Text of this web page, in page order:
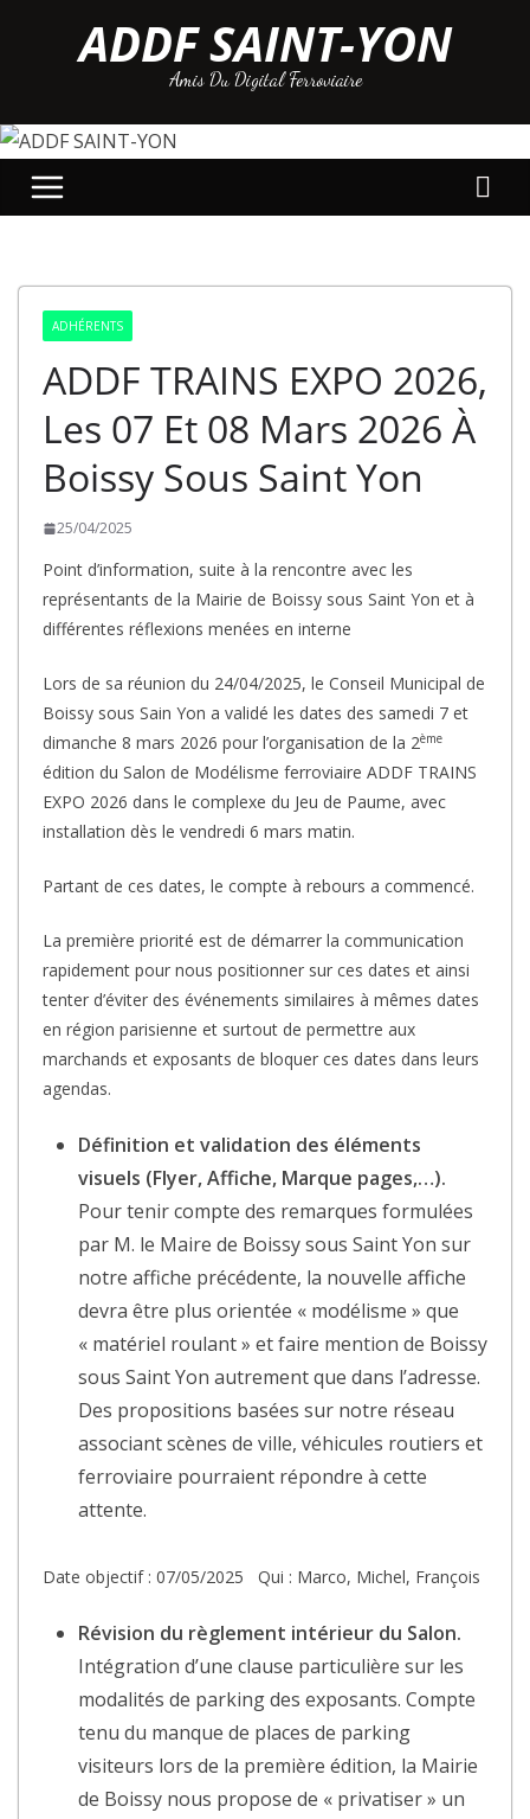
ADDF SAINT-YON
Amis Du Digital Ferroviaire
ADHÉRENTS
ADDF TRAINS EXPO 2026,
Les 07 Et 08 Mars 2026 À
Boissy Sous Saint Yon
25/04/2025
Point d’information, suite à la rencontre avec les
représentants de la Mairie de Boissy sous Saint Yon et à
différentes réflexions menées en interne
Lors de sa réunion du 24/04/2025, le Conseil Municipal de
Boissy sous Sain Yon a validé les dates des samedi 7 et
dimanche 8 mars 2026 pour l’organisation de la 2ème
édition du Salon de Modélisme ferroviaire ADDF TRAINS
EXPO 2026 dans le complexe du Jeu de Paume, avec
installation dès le vendredi 6 mars matin.
Partant de ces dates, le compte à rebours a commencé.
La première priorité est de démarrer la communication
rapidement pour nous positionner sur ces dates et ainsi
tenter d’éviter des événements similaires à mêmes dates
en région parisienne et surtout de permettre aux
marchands et exposants de bloquer ces dates dans leurs
agendas.
Définition et validation des éléments
visuels (Flyer, Affiche, Marque pages,…).
Pour tenir compte des remarques formulées
par M. le Maire de Boissy sous Saint Yon sur
notre affiche précédente, la nouvelle affiche
devra être plus orientée « modélisme » que
« matériel roulant » et faire mention de Boissy
sous Saint Yon autrement que dans l’adresse.
Des propositions basées sur notre réseau
associant scènes de ville, véhicules routiers et
ferroviaire pourraient répondre à cette
attente.
Date objectif : 07/05/2025 Qui : Marco, Michel, François
Révision du règlement intérieur du Salon.
Intégration d’une clause particulière sur les
modalités de parking des exposants. Compte
tenu du manque de places de parking
visiteurs lors de la première édition, la Mairie
de Boissy nous propose de « privatiser » un